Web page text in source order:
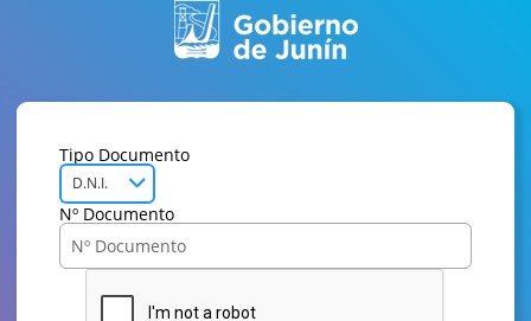
Tipo Documento
D.N.I.
Nº Documento